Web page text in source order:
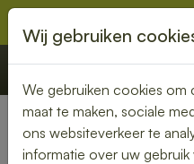
€ 0,00
Nederland» Tinte
Wij gebruiken
We gebruiken cookies
maat te maken, sociale
ons websiteverkeer te
informatie over uw